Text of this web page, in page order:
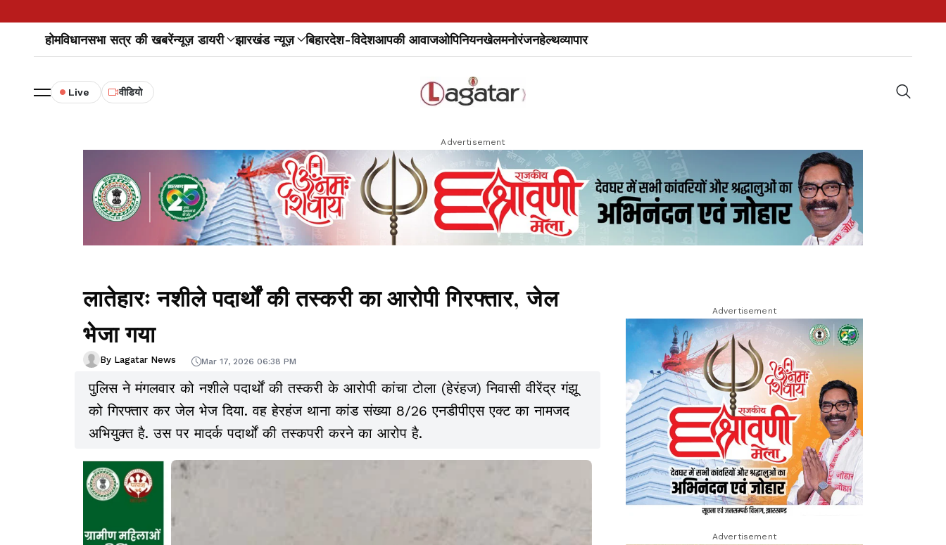
होमविधानसभा सत्र की खबरेंन्यूज़ डायरी झारखंड न्यूज़ बिहारदेश-विदेशआपकी आवाजओपिनियनखेलमनोरंजनहेल्थव्यापार
Live वीडियो
Advertisement
लातेहारः नशीले पदार्थों की तस्करी का आरोपी गिरफ्तार, जेल
भेजा गया
By Lagatar News Mar 17, 2026 06:38 PM
पुलिस ने मंगलवार को नशीले पदार्थों की तस्करी के आरोपी कांचा टोला (हेरंहज) निवासी वीरेंद्र गंझू
को गिरफ्तार कर जेल भेज दिया. वह हेरहंज थाना कांड संख्या 8/26 एनडीपीएस एक्ट का नामजद
अभियुक्त है. उस पर मादर्क पदार्थों की तस्कपरी करने का आरोप है.
Advertisement
Advertisement